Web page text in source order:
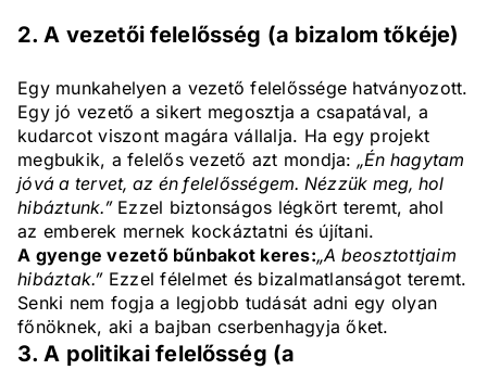
2. A vezetői felelősség (a bizalom tőkéje)
Egy munkahelyen a vezető felelőssége hatványozott.
Egy jó vezető a sikert megosztja a csapatával, a
kudarcot viszont magára vállalja. Ha egy projekt
megbukik, a felelős vezető azt mondja: „Én hagytam
jóvá a tervet, az én felelősségem. Nézzük meg, hol
hibáztunk.”Ezzel biztonságos légkört teremt, ahol
az emberek mernek kockáztatni és újítani.
A gyenge vezető bűnbakot keres:„A beosztottjaim
hibáztak.”Ezzel félelmet és bizalmatlanságot teremt.
Senki nem fogja a legjobb tudását adni egy olyan
főnöknek, aki a bajban cserbenhagyja őket.
3. A politikai felelősség (a